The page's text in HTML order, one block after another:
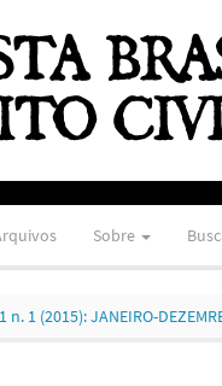
Sobre
n. 1 (2015): JANEIRO-